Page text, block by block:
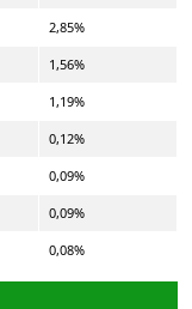
2,85%
1,56%
1,19%
0,12%
0,09%
0,09%
0,08%